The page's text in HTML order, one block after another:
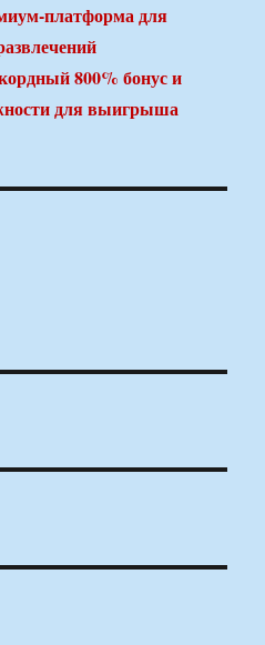
платформа для
800% бонус и
для выигрыша